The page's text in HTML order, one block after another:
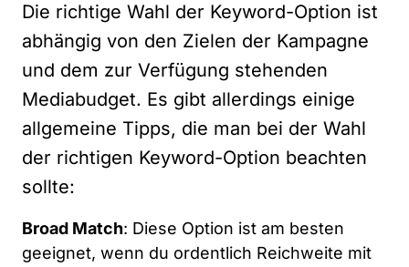
Die richtige Wahl der Keyword-Option ist
abhängig von den Zielen der Kampagne
und dem zur Verfügung stehenden
Mediabudget. Es gibt allerdings einige
allgemeine Tipps, die man bei der Wahl
der richtigen Keyword-Option beachten
sollte:
Broad Match: Diese Option ist am besten
geeignet, wenn du ordentlich Reichweite mit